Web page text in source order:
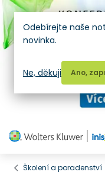
Školení a poradenství
Odebírejte naše
novinka.
Ano,
Ne, děkuji